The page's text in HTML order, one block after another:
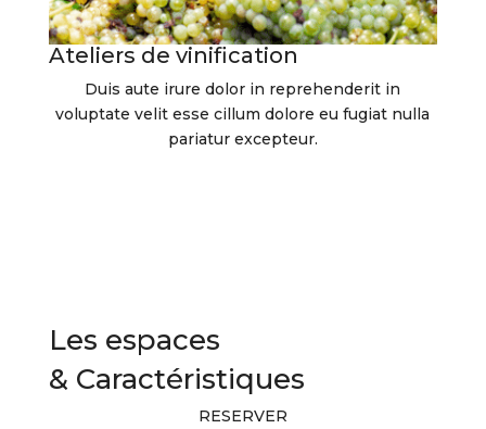
Ateliers de vinification
Duis aute irure dolor in reprehenderit in
voluptate velit esse cillum dolore eu fugiat nulla
pariatur excepteur.
Les espaces
& Caractéristiques
RESERVER